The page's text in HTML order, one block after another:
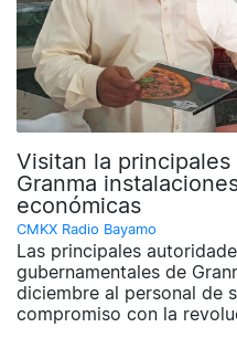
Visitan la
Granma
económicas
CMKX Radio Bayamo
Las principales
gubernamentales de
diciembre al personal de
compromiso con la